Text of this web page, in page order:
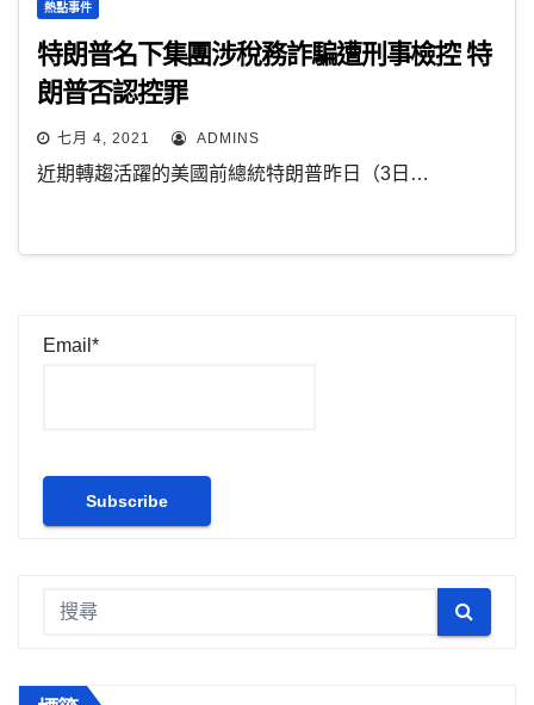
熱點事件
特朗普名下集團涉稅務詐騙遭刑事檢控 特
朗普否認控罪
七月 4, 2021 ADMINS
近期轉趨活躍的美國前總統特朗普昨日（3日…
Email*